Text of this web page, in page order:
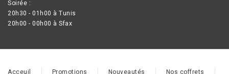
Soirée :
20h30 - 01h00 à Tunis
20h00 - 00h00 à Sfax
Acceuil Promotions Nouveautés
Nos coffrets